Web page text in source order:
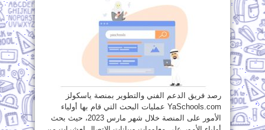
المدارس
الأكثر
زيارة
خلال
شهر
مارس
2023
مغلقة
رصد فريق الدعم الفني والتطوير بمنصة ياسكولز
YaSchools.com عمليات البحث التي قام بها أولياء
الأمور على المنصة خلال شهر مارس 2023، حيث بحث